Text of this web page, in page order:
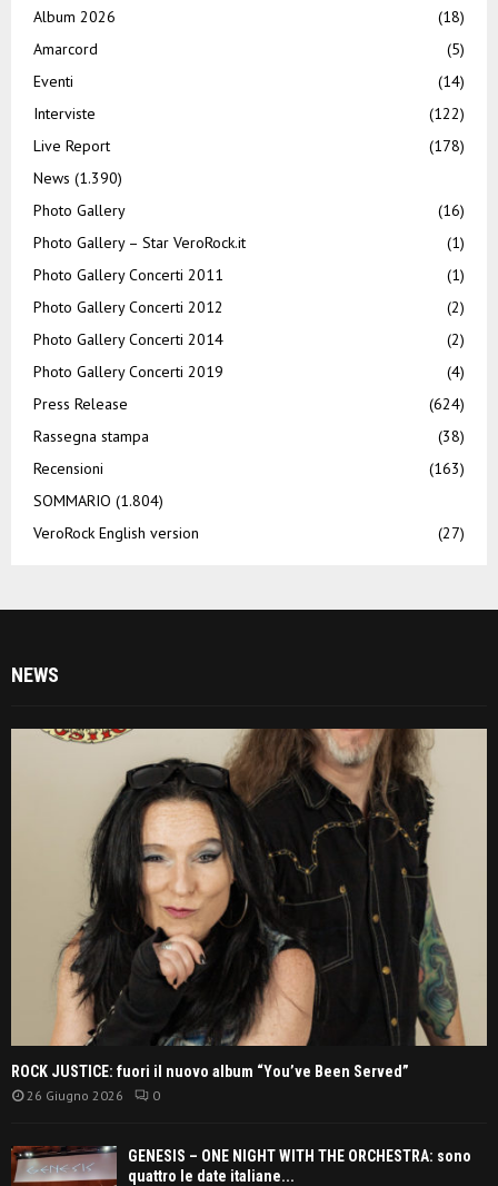
Album 2026
(18)
Amarcord
(5)
Eventi
(14)
Interviste
(122)
Live Report
(178)
News (1.390)
Photo Gallery
(16)
Photo Gallery – Star VeroRock.it
(1)
Photo Gallery Concerti 2011
(1)
Photo Gallery Concerti 2012
(2)
Photo Gallery Concerti 2014
(2)
Photo Gallery Concerti 2019
(4)
Press Release
(624)
Rassegna stampa
(38)
Recensioni
(163)
SOMMARIO (1.804)
VeroRock English version
(27)
NEWS
ROCK JUSTICE: fuori il nuovo album “You’ve Been Served”
26 Giugno 2026 0
GENESIS – ONE NIGHT WITH THE ORCHESTRA: sono
quattro le date italiane...